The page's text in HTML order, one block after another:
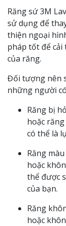
Răng sứ 3M
sử dụng để
thiện ngoại
pháp tốt để cải
của răng.
Đối tượng nên
những người
Răng bị
hoặc
có thể là
Răng
hoặc
thể được
của bạn.
Răng
hoặc